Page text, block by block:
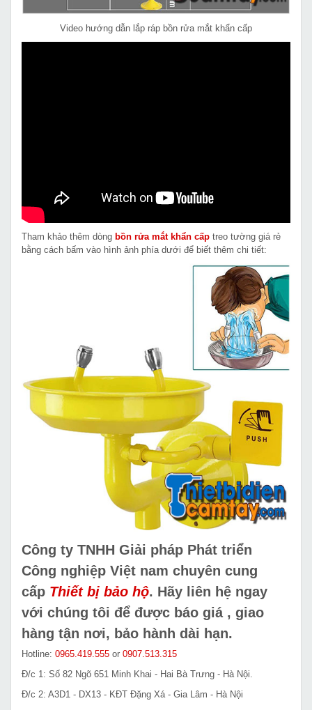
Video hướng dẫn lắp ráp bồn rửa mắt khẩn cấp
Tham khảo thêm dòng bồn rửa mắt khẩn cấp treo tường giá rẻ
bằng cách bấm vào hình ảnh phía dưới để biết thêm chi tiết:
Công ty TNHH Giải pháp Phát triển
Công nghiệp Việt nam chuyên cung
cấp Thiết bị bảo hộ. Hãy liên hệ ngay
với chúng tôi để được báo giá , giao
hàng tận nơi, bảo hành dài hạn.
Hotline: 0965.419.555 or 0907.513.315
Đ/c 1: Số 82 Ngõ 651 Minh Khai - Hai Bà Trưng - Hà Nội.
Đ/c 2: A3D1 - DX13 - KĐT Đặng Xá - Gia Lâm - Hà Nội